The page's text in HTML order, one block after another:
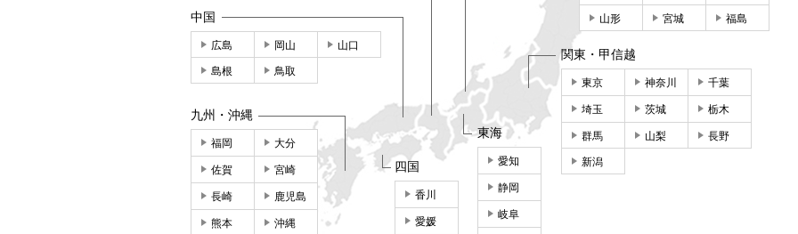
山形 宮城 福島
関東・甲信越
東京 神奈川 千葉
埼玉 茨城 栃木
群馬 山梨 長野
新潟
東海
愛知
静岡
岐阜
中国
広島 岡山 山口
島根 鳥取
四国
香川
愛媛
九州・沖縄
福岡 大分
佐賀 宮崎
長崎 鹿児島
熊本 沖縄